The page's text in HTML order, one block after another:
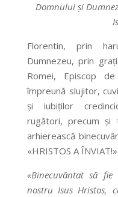
Domnului și
Florentin, prin
Dumnezeu, prin
Romei, Episcop
împreună slujitor,
și iubiților
rugători, precum și
arhierească
«HRISTOS A ÎNVIAT!»
«Binecuvântat să
nostru Isus Hristos,